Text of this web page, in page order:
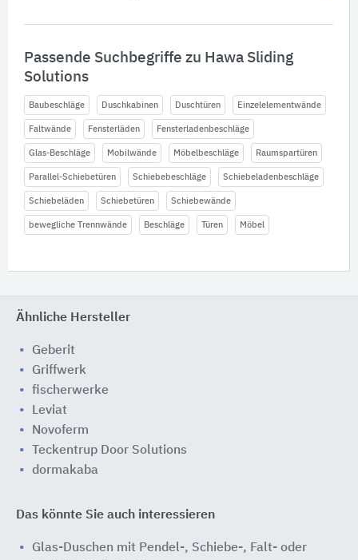
Passende Suchbegriffe zu Hawa Sliding
Solutions
Baubeschläge Duschkabinen Duschtüren Einzelelementwände
Faltwände Fensterläden Fensterladenbeschläge
Glas-Beschläge Mobilwände Möbelbeschläge Raumspartüren
Parallel-Schiebetüren Schiebebeschläge Schiebeladenbeschläge
Schiebeläden Schiebetüren Schiebewände
bewegliche Trennwände Beschläge Türen Möbel
Ähnliche Hersteller
Geberit
Griffwerk
fischerwerke
Leviat
Novoferm
Teckentrup Door Solutions
dormakaba
Das könnte Sie auch interessieren
Glas-Duschen mit Pendel-, Schiebe-, Falt- oder